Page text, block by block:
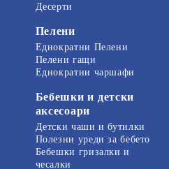
Десерти
Пелени
Еднократни Пелени
Пелени гащи
Еднократни чаршафи
Бебешки и детски
аксесоари
Детски чаши и бутилки
Полезни уреди за бебето
Бебешки гризалки и
чесалки